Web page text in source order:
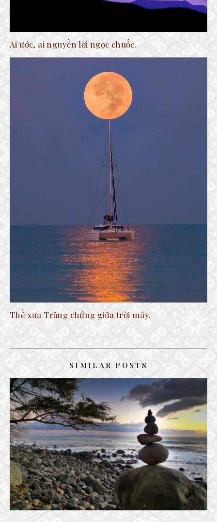
Ai ước, ai nguyền lời ngọc chuốc.
Thề xưa Trăng chứng giữa trời mây.
SIMILAR POSTS
BUỔI CHIỀU NƠI ĐẤT TRÍCH-ĐƯỜNG THI XƯỚNG HỌA
4 January, 2017